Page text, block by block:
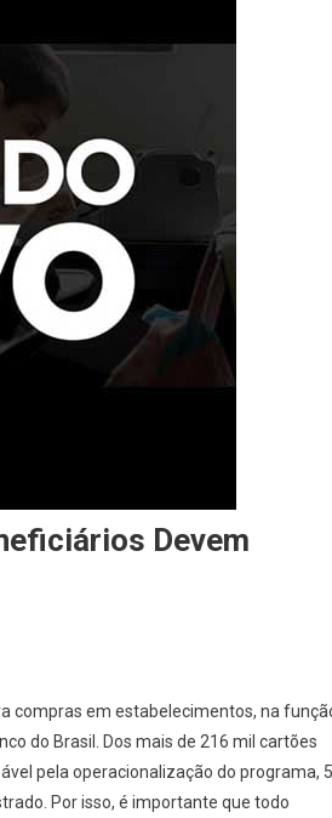
Devem
compras em estabelecimentos, na
do Brasil. Dos mais de 216 mil cartões
pela operacionalização do programa,
Por isso, é importante que todo